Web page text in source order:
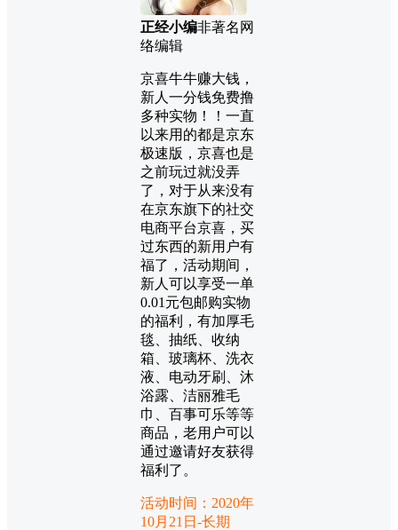
正经小编非著名网
络编辑
京喜牛牛赚大钱，
新人一分钱免费撸
多种实物！！一直
以来用的都是京东
极速版，京喜也是
之前玩过就没弄
了，对于从来没有
在京东旗下的社交
电商平台京喜，买
过东西的新用户有
福了，活动期间，
新人可以享受一单
0.01元包邮购实物
的福利，有加厚毛
毯、抽纸、收纳
箱、玻璃杯、洗衣
液、电动牙刷、沐
浴露、洁丽雅毛
巾、百事可乐等等
商品，老用户可以
通过邀请好友获得
福利了。
活动时间：2020年
10月21日-长期